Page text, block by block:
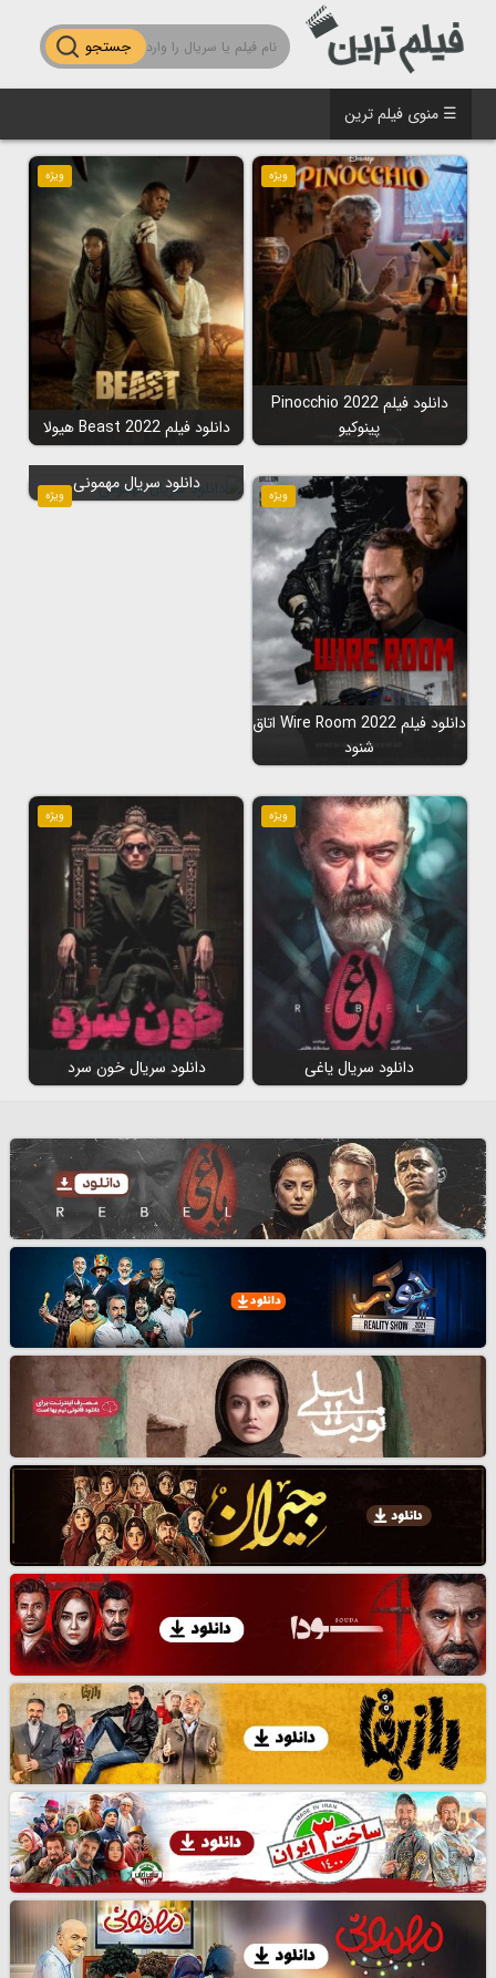
جستجو
☰ منوی فیلم ترین
ویژه
دانلود فیلم Pinocchio 2022
پینوکیو
ویژه
دانلود فیلم Beast 2022 هیولا
ویژه
دانلود فیلم Wire Room 2022 اتاق
شنود
ویژه
دانلود سریال مهمونی
ویژه
دانلود سریال یاغی
ویژه
دانلود سریال خون سرد